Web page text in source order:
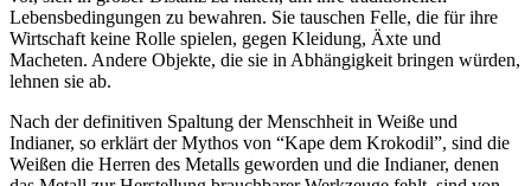
Lebensbedingungen zu bewahren. Sie tauschen Felle, die für ihre
Wirtschaft keine Rolle spielen, gegen Kleidung, Äxte und
Macheten. Andere Objekte, die sie in Abhängigkeit bringen würden,
lehnen sie ab.
Nach der definitiven Spaltung der Menschheit in Weiße und
Indianer, so erklärt der Mythos von “Kape dem Krokodil”, sind die
Weißen die Herren des Metalls geworden und die Indianer, denen